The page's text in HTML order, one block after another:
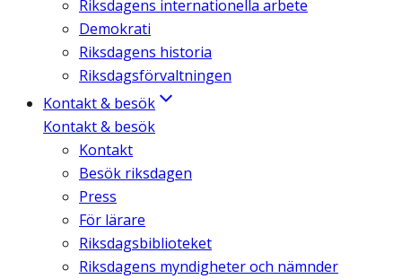
Riksdagens internationella arbete
Demokrati
Riksdagens historia
Riksdagsförvaltningen
Kontakt & besök
Kontakt & besök
Kontakt
Besök riksdagen
Press
För lärare
Riksdagsbiblioteket
Riksdagens myndigheter och nämnder